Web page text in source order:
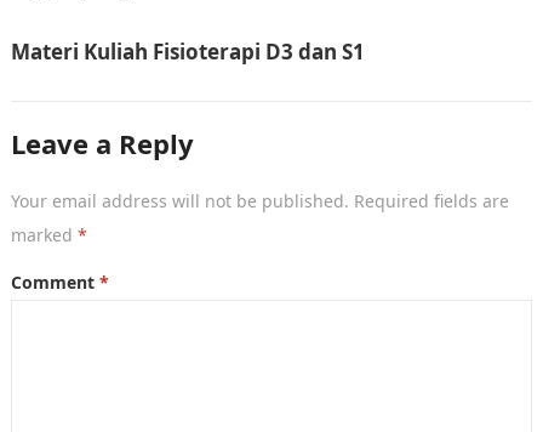
Materi Kuliah Fisioterapi D3 dan S1
Leave a Reply
Your email address will not be published. Required fields are
marked *
Comment *